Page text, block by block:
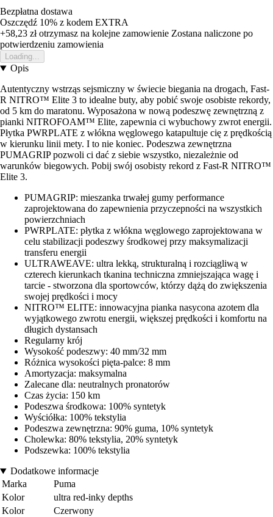
Bezpłatna dostawa
Oszczędź 10% z kodem EXTRA
+58,23 złotrzymasz na kolejne zamowienie Zostana naliczone po
potwierdzeniu zamowienia
Loading...
Opis
Autentyczny wstrząs sejsmiczny w świecie biegania na drogach, Fast-
R NITRO™ Elite 3 to idealne buty, aby pobić swoje osobiste rekordy,
od 5 km do maratonu. Wyposażona w nową podeszwę zewnętrzną z
pianki NITROFOAM™ Elite, zapewnia ci wybuchowy zwrot energii.
Płytka PWRPLATE z włókna węglowego katapultuje cię z prędkością
w kierunku linii mety. I to nie koniec. Podeszwa zewnętrzna
PUMAGRIP pozwoli ci dać z siebie wszystko, niezależnie od
warunków biegowych. Pobij swój osobisty rekord z Fast-R NITRO™
Elite 3.
PUMAGRIP: mieszanka trwałej gumy performance
zaprojektowana do zapewnienia przyczepności na wszystkich
powierzchniach
PWRPLATE: płytka z włókna węglowego zaprojektowana w
celu stabilizacji podeszwy środkowej przy maksymalizacji
transferu energii
ULTRAWEAVE: ultra lekką, strukturalną i rozciągliwą w
czterech kierunkach tkanina techniczna zmniejszająca wagę i
tarcie - stworzona dla sportowców, którzy dążą do zwiększenia
swojej prędkości i mocy
NITRO™ ELITE: innowacyjna pianka nasycona azotem dla
wyjątkowego zwrotu energii, większej prędkości i komfortu na
długich dystansach
Regularny krój
Wysokość podeszwy: 40 mm/32 mm
Różnica wysokości pięta-palce: 8 mm
Amortyzacja: maksymalna
Zalecane dla: neutralnych pronatorów
Czas życia: 150 km
Podeszwa środkowa: 100% syntetyk
Wyściółka: 100% tekstylia
Podeszwa zewnętrzna: 90% guma, 10% syntetyk
Cholewka: 80% tekstylia, 20% syntetyk
Podszewka: 100% tekstylia
Dodatkowe informacje
Marka
Puma
Kolor
ultra red-inky depths
Kolor
Czerwony